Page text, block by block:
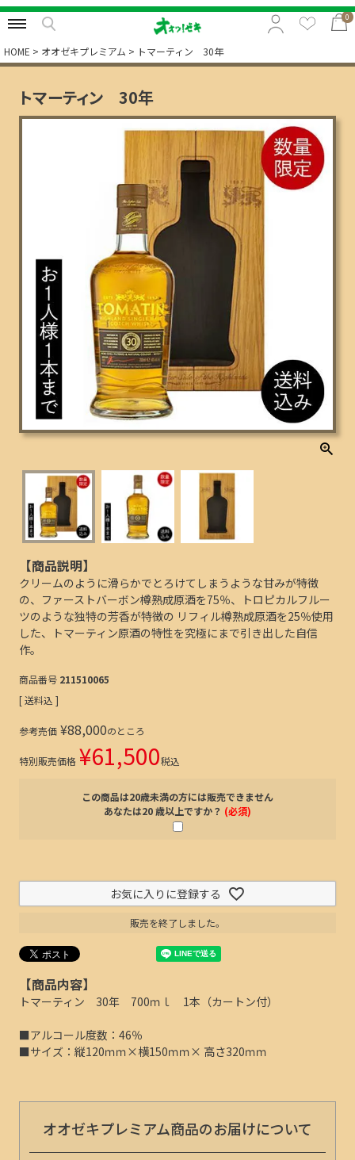
0
特集から選択
予算から選択
HOME オオゼキプレミアム トマーティン 30年
トマーティン 30年
【商品説明】
クリームのように滑らかでとろけてしまうような甘みが特徴
の、ファーストバーボン樽熟成原酒を75％、トロピカルフルー
ツのような独特の芳香が特徴の リフィル樽熟成原酒を25％使用
した、トマーティン原酒の特性を究極にまで引き出した自信
作。
商品番号 211510065
送料込
参考売価 ¥88,000のところ
特別販売価格 ¥61,500税込
この商品は20歳未満の方には販売できません
あなたは20 歳以上ですか？ (必須)
お気に入りに登録する
販売を終了しました。
【商品内容】
トマーティン 30年 700ｍｌ 1本（カートン付）
■アルコール度数：46％
■サイズ：縦120ｍｍ×横150ｍｍ× 高さ320ｍｍ
オオゼキプレミアム商品のお届けについて